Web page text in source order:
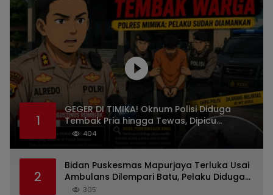
1
GEGER DI TIMIKA! Oknum Polisi Diduga
Tembak Pria hingga Tewas, Dipicu
Dugaan Persoalan Rumah Tangga
404
2
Bidan Puskesmas Mapurjaya Terluka Usai
Ambulans Dilempari Batu, Pelaku Diduga
Kelompok Mabuk di Jalan Poros Timika
305